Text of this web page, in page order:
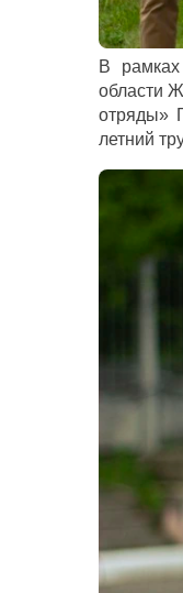
В
области
отряды»
летний